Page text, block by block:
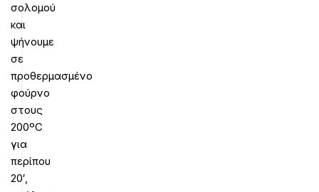
σολομού
και
ψήνουμε
σε
προθερμασμένο
φούρνο
στους
200ºC
για
περίπου
20′,